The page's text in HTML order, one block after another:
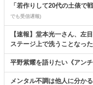
「若作りして20代の土俵で
でも受信遅報)
【速報】堂本光一さん、左
ステージ上で洗うことなっ
平野紫耀を語りたい《アン
メンタル不調は他人に分かる